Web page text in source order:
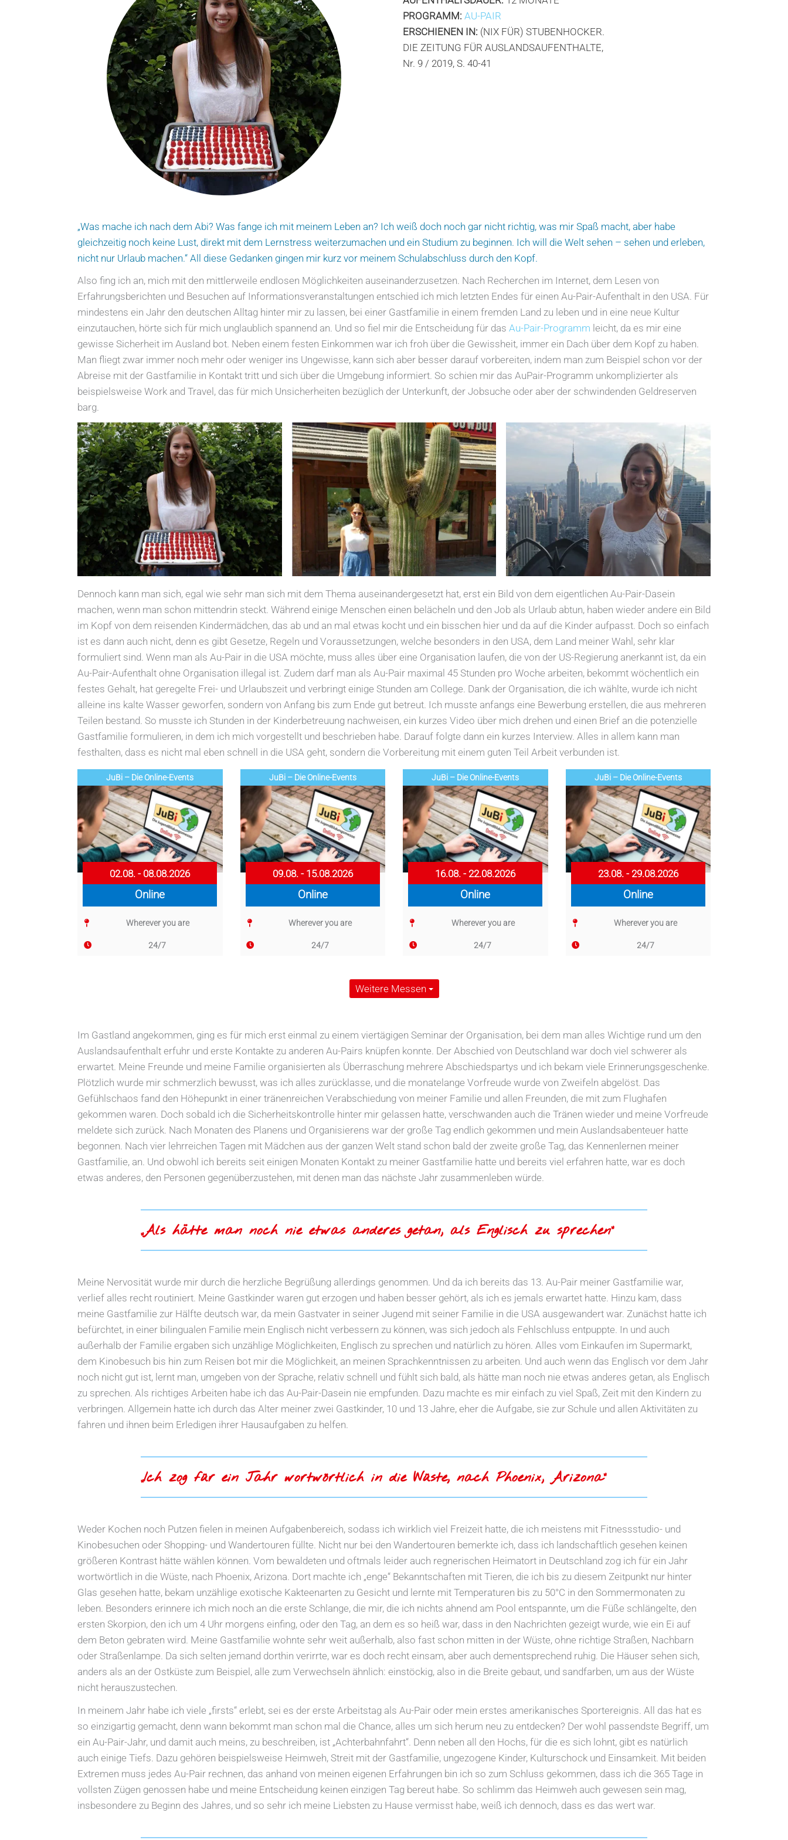
PROGRAMM: AU-PAIR
ERSCHIENEN IN: (NIX FÜR) STUBENHOCKER.
DIE ZEITUNG FÜR AUSLANDSAUFENTHALTE,
Nr. 9 / 2019, S. 40-41
„Was mache ich nach dem Abi? Was fange ich mit meinem Leben an? Ich weiß doch noch gar nicht richtig, was mir Spaß macht, aber habe
gleichzeitig noch keine Lust, direkt mit dem Lernstress weiterzumachen und ein Studium zu beginnen. Ich will die Welt sehen – sehen und erleben,
nicht nur Urlaub machen.“ All diese Gedanken gingen mir kurz vor meinem Schulabschluss durch den Kopf.
Also fing ich an, mich mit den mittlerweile endlosen Möglichkeiten auseinanderzusetzen. Nach Recherchen im Internet, dem Lesen von
Erfahrungsberichten und Besuchen auf Informationsveranstaltungen entschied ich mich letzten Endes für einen Au-Pair-Aufenthalt in den USA. Für
mindestens ein Jahr den deutschen Alltag hinter mir zu lassen, bei einer Gastfamilie in einem fremden Land zu leben und in eine neue Kultur
einzutauchen, hörte sich für mich unglaublich spannend an. Und so fiel mir die Entscheidung für das Au-Pair-Programm leicht, da es mir eine
gewisse Sicherheit im Ausland bot. Neben einem festen Einkommen war ich froh über die Gewissheit, immer ein Dach über dem Kopf zu haben.
Man fliegt zwar immer noch mehr oder weniger ins Ungewisse, kann sich aber besser darauf vorbereiten, indem man zum Beispiel schon vor der
Abreise mit der Gastfamilie in Kontakt tritt und sich über die Umgebung informiert. So schien mir das AuPair-Programm unkomplizierter als
beispielsweise Work and Travel, das für mich Unsicherheiten bezüglich der Unterkunft, der Jobsuche oder aber der schwindenden Geldreserven
barg.
Dennoch kann man sich, egal wie sehr man sich mit dem Thema auseinandergesetzt hat, erst ein Bild von dem eigentlichen Au-Pair-Dasein
machen, wenn man schon mittendrin steckt. Während einige Menschen einen belächeln und den Job als Urlaub abtun, haben wieder andere ein Bild
im Kopf von dem reisenden Kindermädchen, das ab und an mal etwas kocht und ein bisschen hier und da auf die Kinder aufpasst. Doch so einfach
ist es dann auch nicht, denn es gibt Gesetze, Regeln und Voraussetzungen, welche besonders in den USA, dem Land meiner Wahl, sehr klar
formuliert sind. Wenn man als Au-Pair in die USA möchte, muss alles über eine Organisation laufen, die von der US-Regierung anerkannt ist, da ein
Au-Pair-Aufenthalt ohne Organisation illegal ist. Zudem darf man als Au-Pair maximal 45 Stunden pro Woche arbeiten, bekommt wöchentlich ein
festes Gehalt, hat geregelte Frei- und Urlaubszeit und verbringt einige Stunden am College. Dank der Organisation, die ich wählte, wurde ich nicht
alleine ins kalte Wasser geworfen, sondern von Anfang bis zum Ende gut betreut. Ich musste anfangs eine Bewerbung erstellen, die aus mehreren
Teilen bestand. So musste ich Stunden in der Kinderbetreuung nachweisen, ein kurzes Video über mich drehen und einen Brief an die potenzielle
Gastfamilie formulieren, in dem ich mich vorgestellt und beschrieben habe. Darauf folgte dann ein kurzes Interview. Alles in allem kann man
festhalten, dass es nicht mal eben schnell in die USA geht, sondern die Vorbereitung mit einem guten Teil Arbeit verbunden ist.
JuBi – Die Online-Events
02.08. - 08.08.2026
Online
Wherever you are
24/7
JuBi – Die Online-Events
09.08. - 15.08.2026
Online
Wherever you are
24/7
JuBi – Die Online-Events
16.08. - 22.08.2026
Online
Wherever you are
24/7
JuBi – Die Online-Events
23.08. - 29.08.2026
Online
Wherever you are
24/7
Weitere Messen
Im Gastland angekommen, ging es für mich erst einmal zu einem viertägigen Seminar der Organisation, bei dem man alles Wichtige rund um den
Auslandsaufenthalt erfuhr und erste Kontakte zu anderen Au-Pairs knüpfen konnte. Der Abschied von Deutschland war doch viel schwerer als
erwartet. Meine Freunde und meine Familie organisierten als Überraschung mehrere Abschiedspartys und ich bekam viele Erinnerungsgeschenke.
Plötzlich wurde mir schmerzlich bewusst, was ich alles zurücklasse, und die monatelange Vorfreude wurde von Zweifeln abgelöst. Das
Gefühlschaos fand den Höhepunkt in einer tränenreichen Verabschiedung von meiner Familie und allen Freunden, die mit zum Flughafen
gekommen waren. Doch sobald ich die Sicherheitskontrolle hinter mir gelassen hatte, verschwanden auch die Tränen wieder und meine Vorfreude
meldete sich zurück. Nach Monaten des Planens und Organisierens war der große Tag endlich gekommen und mein Auslandsabenteuer hatte
begonnen. Nach vier lehrreichen Tagen mit Mädchen aus der ganzen Welt stand schon bald der zweite große Tag, das Kennenlernen meiner
Gastfamilie, an. Und obwohl ich bereits seit einigen Monaten Kontakt zu meiner Gastfamilie hatte und bereits viel erfahren hatte, war es doch
etwas anderes, den Personen gegenüberzustehen, mit denen man das nächste Jahr zusammenleben würde.
„Als hätte man noch nie etwas anderes getan, als Englisch zu sprechen“
Meine Nervosität wurde mir durch die herzliche Begrüßung allerdings genommen. Und da ich bereits das 13. Au-Pair meiner Gastfamilie war,
verlief alles recht routiniert. Meine Gastkinder waren gut erzogen und haben besser gehört, als ich es jemals erwartet hatte. Hinzu kam, dass
meine Gastfamilie zur Hälfte deutsch war, da mein Gastvater in seiner Jugend mit seiner Familie in die USA ausgewandert war. Zunächst hatte ich
befürchtet, in einer bilingualen Familie mein Englisch nicht verbessern zu können, was sich jedoch als Fehlschluss entpuppte. In und auch
außerhalb der Familie ergaben sich unzählige Möglichkeiten, Englisch zu sprechen und natürlich zu hören. Alles vom Einkaufen im Supermarkt,
dem Kinobesuch bis hin zum Reisen bot mir die Möglichkeit, an meinen Sprachkenntnissen zu arbeiten. Und auch wenn das Englisch vor dem Jahr
noch nicht gut ist, lernt man, umgeben von der Sprache, relativ schnell und fühlt sich bald, als hätte man noch nie etwas anderes getan, als Englisch
zu sprechen. Als richtiges Arbeiten habe ich das Au-Pair-Dasein nie empfunden. Dazu machte es mir einfach zu viel Spaß, Zeit mit den Kindern zu
verbringen. Allgemein hatte ich durch das Alter meiner zwei Gastkinder, 10 und 13 Jahre, eher die Aufgabe, sie zur Schule und allen Aktivitäten zu
fahren und ihnen beim Erledigen ihrer Hausaufgaben zu helfen.
„Ich zog für ein Jahr wortwörtlich in die Wüste, nach Phoenix, Arizona“
Weder Kochen noch Putzen fielen in meinen Aufgabenbereich, sodass ich wirklich viel Freizeit hatte, die ich meistens mit Fitnessstudio- und
Kinobesuchen oder Shopping- und Wandertouren füllte. Nicht nur bei den Wandertouren bemerkte ich, dass ich landschaftlich gesehen keinen
größeren Kontrast hätte wählen können. Vom bewaldeten und oftmals leider auch regnerischen Heimatort in Deutschland zog ich für ein Jahr
wortwörtlich in die Wüste, nach Phoenix, Arizona. Dort machte ich „enge“ Bekanntschaften mit Tieren, die ich bis zu diesem Zeitpunkt nur hinter
Glas gesehen hatte, bekam unzählige exotische Kakteenarten zu Gesicht und lernte mit Temperaturen bis zu 50°C in den Sommermonaten zu
leben. Besonders erinnere ich mich noch an die erste Schlange, die mir, die ich nichts ahnend am Pool entspannte, um die Füße schlängelte, den
ersten Skorpion, den ich um 4 Uhr morgens einfing, oder den Tag, an dem es so heiß war, dass in den Nachrichten gezeigt wurde, wie ein Ei auf
dem Beton gebraten wird. Meine Gastfamilie wohnte sehr weit außerhalb, also fast schon mitten in der Wüste, ohne richtige Straßen, Nachbarn
oder Straßenlampe. Da sich selten jemand dorthin verirrte, war es doch recht einsam, aber auch dementsprechend ruhig. Die Häuser sehen sich,
anders als an der Ostküste zum Beispiel, alle zum Verwechseln ähnlich: einstöckig, also in die Breite gebaut, und sandfarben, um aus der Wüste
nicht herauszustechen.
In meinem Jahr habe ich viele „firsts“ erlebt, sei es der erste Arbeitstag als Au-Pair oder mein erstes amerikanisches Sportereignis. All das hat es
so einzigartig gemacht, denn wann bekommt man schon mal die Chance, alles um sich herum neu zu entdecken? Der wohl passendste Begriff, um
ein Au-Pair-Jahr, und damit auch meins, zu beschreiben, ist „Achterbahnfahrt“. Denn neben all den Hochs, für die es sich lohnt, gibt es natürlich
auch einige Tiefs. Dazu gehören beispielsweise Heimweh, Streit mit der Gastfamilie, ungezogene Kinder, Kulturschock und Einsamkeit. Mit beiden
Extremen muss jedes Au-Pair rechnen, das anhand von meinen eigenen Erfahrungen bin ich so zum Schluss gekommen, dass ich die 365 Tage in
vollsten Zügen genossen habe und meine Entscheidung keinen einzigen Tag bereut habe. So schlimm das Heimweh auch gewesen sein mag,
insbesondere zu Beginn des Jahres, und so sehr ich meine Liebsten zu Hause vermisst habe, weiß ich dennoch, dass es das wert war.